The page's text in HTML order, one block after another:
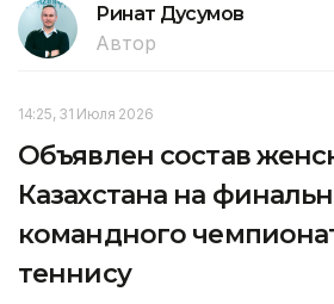
Ринат Дусумов
Автор
14:25, 31 Июля 2026
Объявлен состав
Казахстана на
командного
теннису